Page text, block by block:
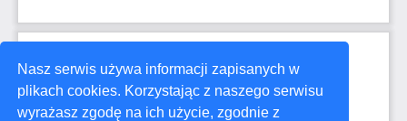
Nasz serwis używa informacji zapisanych w
plikach cookies. Korzystając z naszego serwisu
wyrażasz zgodę na ich użycie, zgodnie z